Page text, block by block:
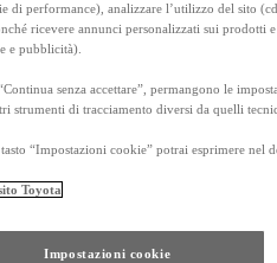
di performance), analizzare l’utilizzo del sito
ricevere annunci personalizzati sui
e pubblicità).
senza accettare”, permangono le
strumenti di tracciamento diversi da quelli
“Impostazioni cookie” potrai esprimere nel
Toyota
Impostazioni cookie